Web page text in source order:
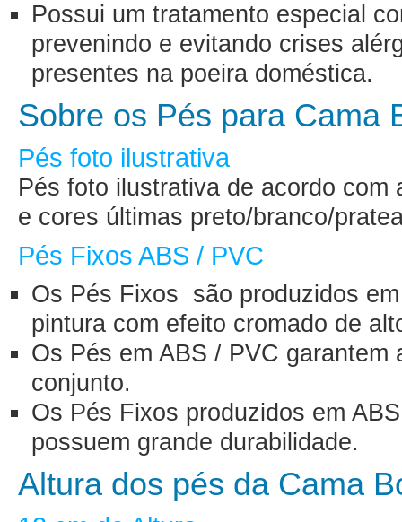
Possui um tratamento especial
prevenindo e evitando crises
presentes na poeira doméstica.
Sobre os Pés para Cama
Pés foto ilustrativa
Pés foto ilustrativa de acordo
e cores últimas preto/branco/
Pés Fixos ABS / PVC
Os Pés Fixos são produzidos
pintura com efeito cromado de
Os Pés em ABS / PVC
conjunto.
Os Pés Fixos produzidos em
possuem grande durabilidade.
Altura dos pés da Cama